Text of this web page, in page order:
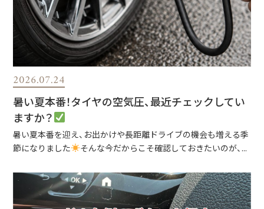
2026.07.24
暑い夏本番！タイヤの空気圧、最近チェックしてい
ますか？
暑い夏本番を迎え、お出かけや長距離ドライブの機会も増える季
節になりました
そんな今だからこそ確認しておきたいのが、...